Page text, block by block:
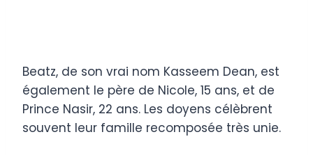
Beatz, de son vrai nom Kasseem Dean, est
également le père de Nicole, 15 ans, et de
Prince Nasir, 22 ans. Les doyens célèbrent
souvent leur famille recomposée très unie.